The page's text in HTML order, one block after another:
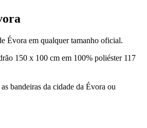
Évora em qualquer tamanho oficial.
150 x 100 cm em 100% poliéster 117
bandeiras da cidade da Évora ou